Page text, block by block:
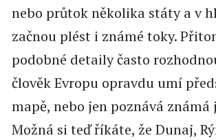
nebo průtok několika státy a v
začnou plést i známé toky.
podobné detaily často
člověk Evropu opravdu umí
mapě, nebo jen poznává známá
Možná si teď říkáte, že Dunaj,